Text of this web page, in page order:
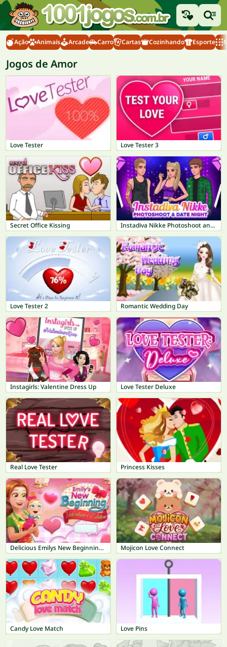
Ação Animais Arcade Carro Cartas Cozinhando Esporte
Jogos de Amor
Love Tester Love Tester 3
Secret Office Kissing Instadiva Nikke Photoshoot and Date Night
Love Tester 2 Romantic Wedding Day
Instagirls: Valentine Dress Up Love Tester Deluxe
Real Love Tester Princess Kisses
Delicious Emilys New Beginning Valentines Edition Mojicon Love Connect
Candy Love Match Love Pins